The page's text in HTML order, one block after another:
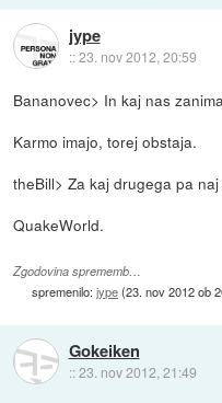
jype
::23. nov 2012, 20:59
Bananovec> In kaj nas
Karmo imajo, torej obstaja.
theBill> Za kaj drugega pa
QuakeWorld.
Zgodovina sprememb…
spremenilo:jype(23. nov 2012 ob
Gokeiken
::23. nov 2012, 21:49